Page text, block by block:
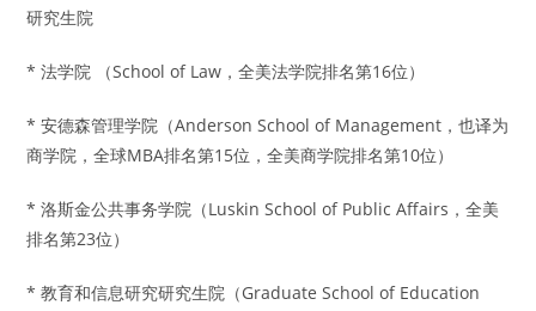
研究生院
* 法学院 （School of Law，全美法学院排名第16位）
* 安德森管理学院（Anderson School of Management，也译为
商学院，全球MBA排名第15位，全美商学院排名第10位）
* 洛斯金公共事务学院（Luskin School of Public Affairs，全美
排名第23位）
* 教育和信息研究研究生院（Graduate School of Education